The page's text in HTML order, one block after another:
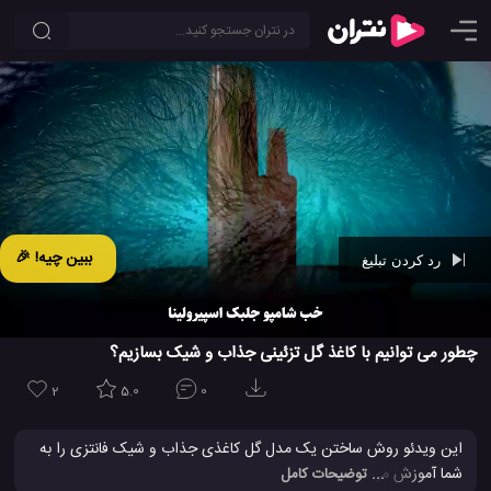
ببین چیه! 🎉
چطور می توانیم با کاغذ گل تزئینی جذاب و شیک بسازیم؟
2 5.0 0
این ویدئو روش ساختن یک مدل گل کاغذی جذاب و شیک فانتزی را به
شما آموزش می دهد که می توانید از آن استفاده های تزئینی مختلفی
... توضیحات کامل